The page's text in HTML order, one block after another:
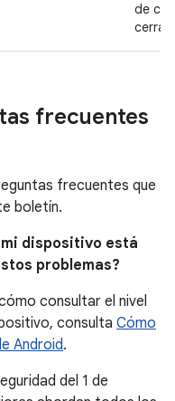
de
frecuentes
frecuentes que
boletín.
dispositivo está
problemas?
consultar el nivel
consulta Cómo
Android.
del 1 de